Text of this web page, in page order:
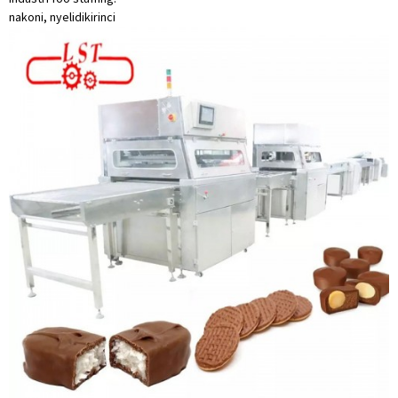
nakoni, nyelidikirinci